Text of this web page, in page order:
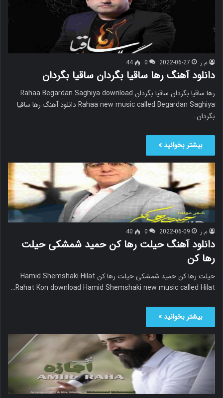
م.ر 2022-06-27
0
44
دانلود آهنگ رها ساقیا بگردان ساقیا بگردان
رها ساقیا بگردان ساقیا بگردان Rahaa Begardan Saghiya download
Rahaa new music called Begardan Saghiya دانلود آهنگ رها ساقیا
بگردان…
بیشتر بخوانید »
م.ر 2022-06-09
0
40
دانلود آهنگ حیلت رها کن حمید شمشکی حیلت
رها کن
حیلت رها کن حمید شمشکی حیلت رها کن Hamid Shemshaki Hilat
Rahat Kon download Hamid Shemshaki new music called Hilat…
بیشتر بخوانید »